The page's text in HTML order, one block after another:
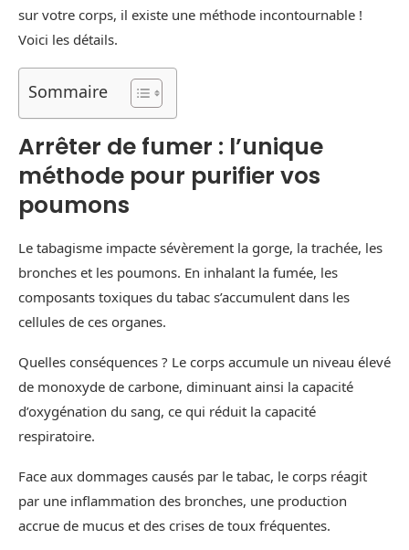
sur votre corps, il existe une méthode incontournable !
Voici les détails.
Sommaire
Arrêter de fumer : l’unique
méthode pour purifier vos
poumons
Le tabagisme impacte sévèrement la gorge, la trachée, les
bronches et les poumons. En inhalant la fumée, les
composants toxiques du tabac s’accumulent dans les
cellules de ces organes.
Quelles conséquences ? Le corps accumule un niveau élevé
de monoxyde de carbone, diminuant ainsi la capacité
d’oxygénation du sang, ce qui réduit la capacité
respiratoire.
Face aux dommages causés par le tabac, le corps réagit
par une inflammation des bronches, une production
accrue de mucus et des crises de toux fréquentes.